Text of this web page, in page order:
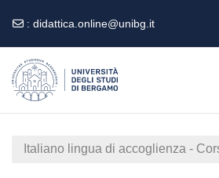
: didattica.online@unibg.it
Italiano lingua di accoglienza -